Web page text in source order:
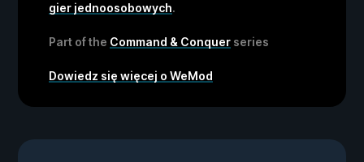
gier jednoosobowych.
Part of the Command & Conquer series
Dowiedz się więcej o WeMod